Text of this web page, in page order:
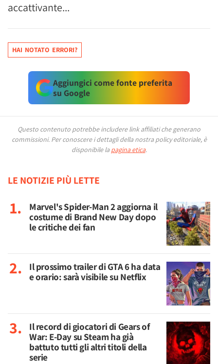
accattivante...
HAI NOTATO ERRORI?
Aggiungici come fonte preferita
su Google
Questo contenuto potrebbe includere link affiliati che generano
commissioni. Per conoscere i dettagli della nostra policy editoriale, è
disponibile la pagina etica.
LE NOTIZIE PIÙ LETTE
Marvel's Spider-Man 2 aggiorna il
costume di Brand New Day dopo
le critiche dei fan
Il prossimo trailer di GTA 6 ha data
e orario: sarà visibile su Netflix
Il record di giocatori di Gears of
War: E-Day su Steam ha già
battuto tutti gli altri titoli della
serie